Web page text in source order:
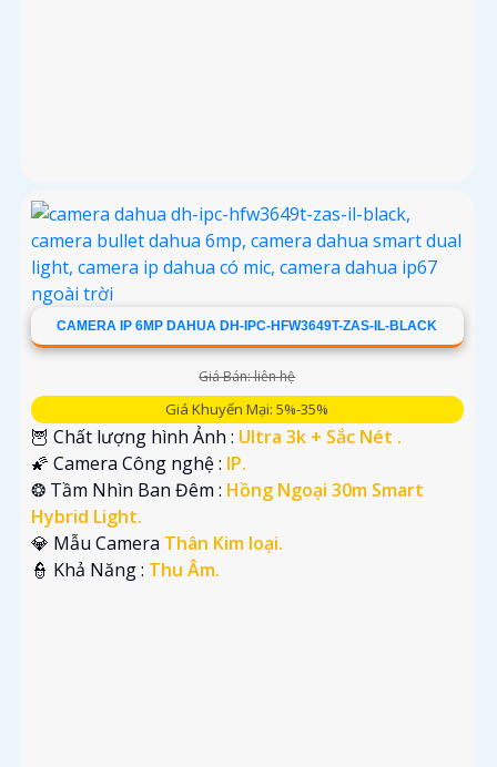
CAMERA IP 6MP DAHUA DH-IPC-HFW3649T-ZAS-IL-BLACK
Giá Bán: liên hệ
Giá Khuyến Mại: 5%-35%
🦉 Chất lượng hình Ảnh : Ultra 3k + Sắc Nét .
🌠 Camera Công nghệ : IP.
❂ Tầm Nhìn Ban Đêm : Hồng Ngoại 30m Smart
Hybrid Light.
💎 Mẫu Camera Thân Kim loại.
️👮 Khả Năng : Thu Âm.